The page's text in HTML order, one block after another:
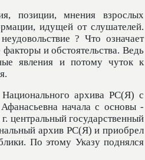
позиции, мнения взрослых
идущей от слушателей.
неудовольствие ? Что означает
и обстоятельства. Ведь
явления и потому чуток к
архива РС(Я) с
начала с основы -
центральный государственный
архив РС(Я) и приобрел
По этому Указу поднялся